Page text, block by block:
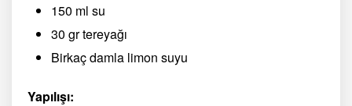
150 ml su
30 gr tereyağı
Birkaç damla limon suyu
Yapılışı: